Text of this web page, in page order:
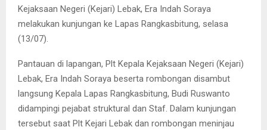
Kejaksaan Negeri (Kejari) Lebak, Era Indah Soraya
melakukan kunjungan ke Lapas Rangkasbitung, selasa
(13/07).
Pantauan di lapangan, Plt Kepala Kejaksaan Negeri (Kejari)
Lebak, Era Indah Soraya beserta rombongan disambut
langsung Kepala Lapas Rangkasbitung, Budi Ruswanto
didampingi pejabat struktural dan Staf. Dalam kunjungan
tersebut saat Plt Kejari Lebak dan rombongan meninjau